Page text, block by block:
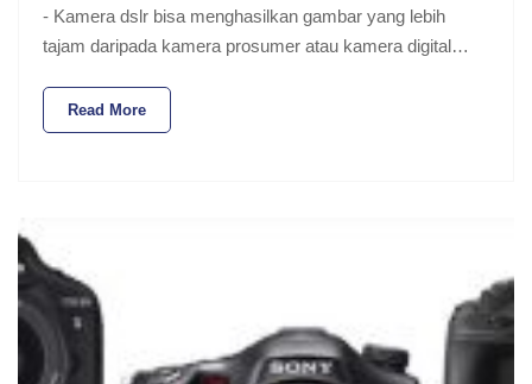
- Kamera dslr bisa menghasilkan gambar yang lebih
tajam daripada kamera prosumer atau kamera digital…
Read More